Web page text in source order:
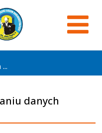
danych